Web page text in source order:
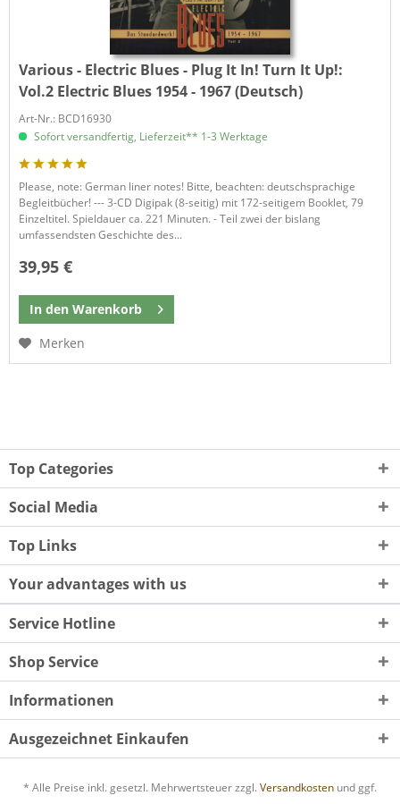
Various - Electric Blues - Plug It In! Turn It Up!:
Vol.2 Electric Blues 1954 - 1967 (Deutsch)
Art-Nr.: BCD16930
Sofort versandfertig, Lieferzeit** 1-3 Werktage
Please, note: German liner notes! Bitte, beachten: deutschsprachige
Begleitbücher! --- 3-CD Digipak (8-seitig) mit 172-seitigem Booklet, 79
Einzeltitel. Spieldauer ca. 221 Minuten. - Teil zwei der bislang
umfassendsten Geschichte des...
39,95 €
In den Warenkorb
Merken
Top Categories
Social Media
Top Links
Your advantages with us
Service Hotline
Shop Service
Informationen
Ausgezeichnet Einkaufen
* Alle Preise inkl. gesetzl. Mehrwertsteuer zzgl. Versandkosten und ggf.